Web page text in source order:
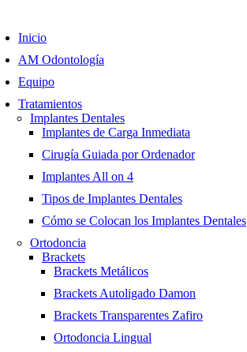
Inicio
AM Odontología
Equipo
Tratamientos
Implantes Dentales
Implantes de Carga Inmediata
Cirugía Guiada por Ordenador
Implantes All on 4
Tipos de Implantes Dentales
Cómo se Colocan los Implantes Dentales
Ortodoncia
Brackets
Brackets Metálicos
Brackets Autoligado Damon
Brackets Transparentes Zafiro
Ortodoncia Lingual